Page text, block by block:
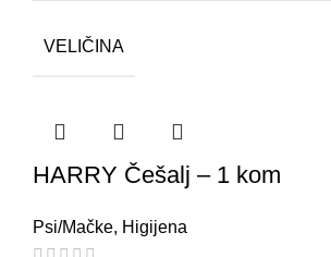
VELIČINA
HARRY Češalj – 1 kom
Psi/Mačke, Higijena